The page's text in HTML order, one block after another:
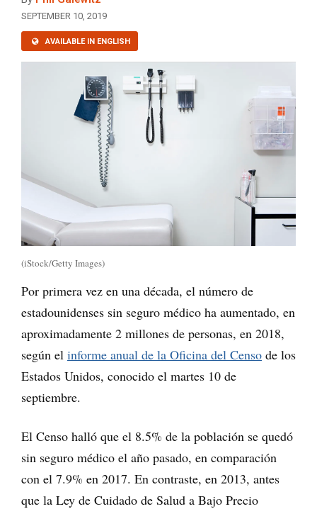
SEPTEMBER 10, 2019
AVAILABLE IN ENGLISH
(iStock/Getty Images)
Por primera vez en una década, el número de
estadounidenses sin seguro médico ha aumentado, en
aproximadamente 2 millones de personas, en 2018,
según el informe anual de la Oficina del Censo de los
Estados Unidos, conocido el martes 10 de
septiembre.
El Censo halló que el 8.5% de la población se quedó
sin seguro médico el año pasado, en comparación
con el 7.9% en 2017. En contraste, en 2013, antes
que la Ley de Cuidado de Salud a Bajo Precio